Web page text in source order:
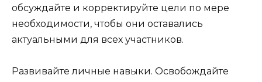
обсуждайте и корректируйте цели по мере
необходимости, чтобы они оставались
актуальными для всех участников.
Развивайте личные навыки. Освобождайте